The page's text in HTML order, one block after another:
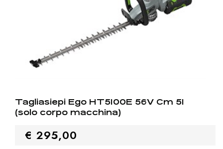
Tagliasiepi Ego HT5100E 56V Cm 51
(solo corpo macchina)
€ 295,00